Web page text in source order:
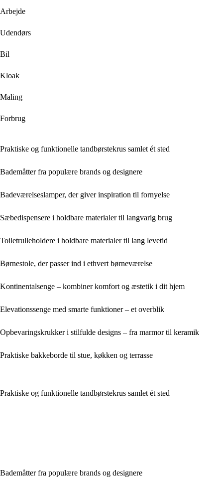
Arbejde
Udendørs
Bil
Kloak
Maling
Forbrug
Praktiske og funktionelle tandbørstekrus samlet ét sted
Bademåtter fra populære brands og designere
Badeværelseslamper, der giver inspiration til fornyelse
Sæbedispensere i holdbare materialer til langvarig brug
Toiletrulleholdere i holdbare materialer til lang levetid
Børnestole, der passer ind i ethvert børneværelse
Kontinentalsenge – kombiner komfort og æstetik i dit hjem
Elevationssenge med smarte funktioner – et overblik
Opbevaringskrukker i stilfulde designs – fra marmor til keramik
Praktiske bakkeborde til stue, køkken og terrasse
Praktiske og funktionelle tandbørstekrus samlet ét sted
Bademåtter fra populære brands og designere